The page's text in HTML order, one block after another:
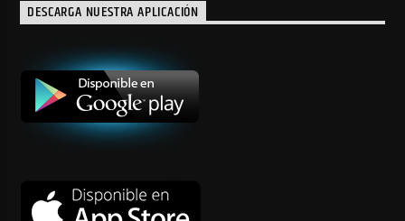
DESCARGA NUESTRA APLICACIÓN